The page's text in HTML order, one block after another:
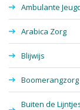
Ambulante
Arabica Zorg
Blijwijs
Boomerangzorg
Buiten de